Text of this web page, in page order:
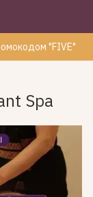
"FIVE"
Spa